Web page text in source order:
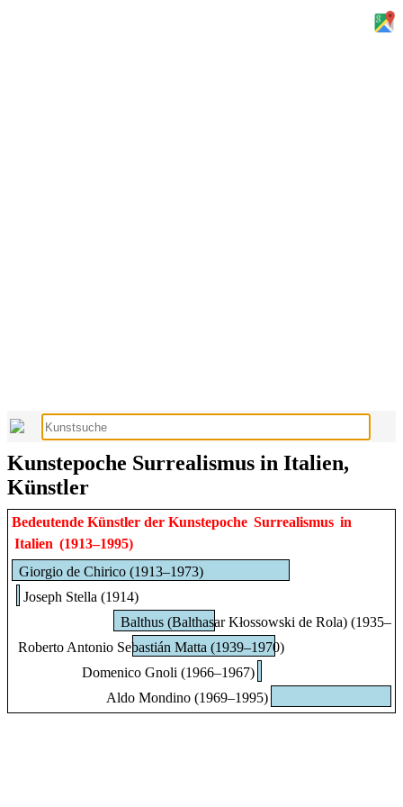
Kunstepoche Surrealismus in Italien,
Künstler
Bedeutende Künstler der Kunstepoche Surrealismus in
Italien (1913–1995)
Giorgio de Chirico (1913–1973)
Joseph Stella (1914)
Balthus (Balthasar Kłossowski de Rola)
Roberto Antonio Sebastián Matta (1939–1970)
Domenico Gnoli (1966–1967)
Aldo Mondino (1969–1995)